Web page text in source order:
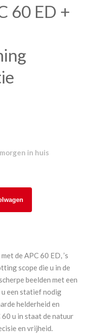
60 ED +
in huis
de APC 60 ED, ’s
scope die u in de
beelden met een
een statief nodig
helderheid en
u in staat de natuur
en vrijheid.